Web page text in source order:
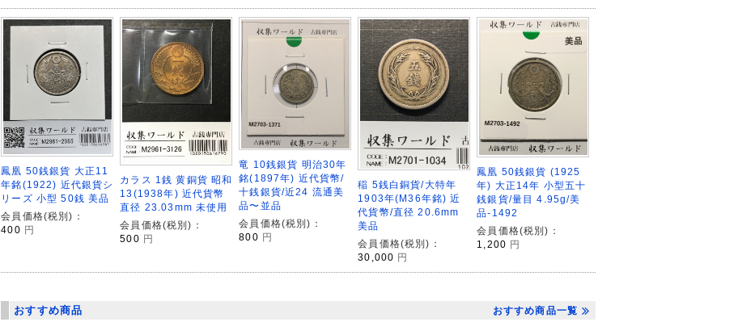
鳳凰 50銭銀貨 大正11
年銘(1922) 近代銀貨シ
リーズ 小型 50銭 美品
会員価格(税別)：
400 円
カラス 1銭 黄銅貨 昭和
13(1938年) 近代貨幣
直径 23.03mm 未使用
会員価格(税別)：
500 円
竜 10銭銀貨 明治30年
銘(1897年) 近代貨幣/
十銭銀貨/近24 流通美
品〜並品
会員価格(税別)：
800 円
稲 5銭白銅貨/大特年
1903年(M36年銘) 近
代貨幣/直径 20.6mm
美品
会員価格(税別)：
30,000 円
鳳凰 50銭銀貨 (1925
年) 大正14年 小型五十
銭銀貨/量目 4.95g/美
品-1492
会員価格(税別)：
1,200 円
おすすめ商品 おすすめ商品一覧